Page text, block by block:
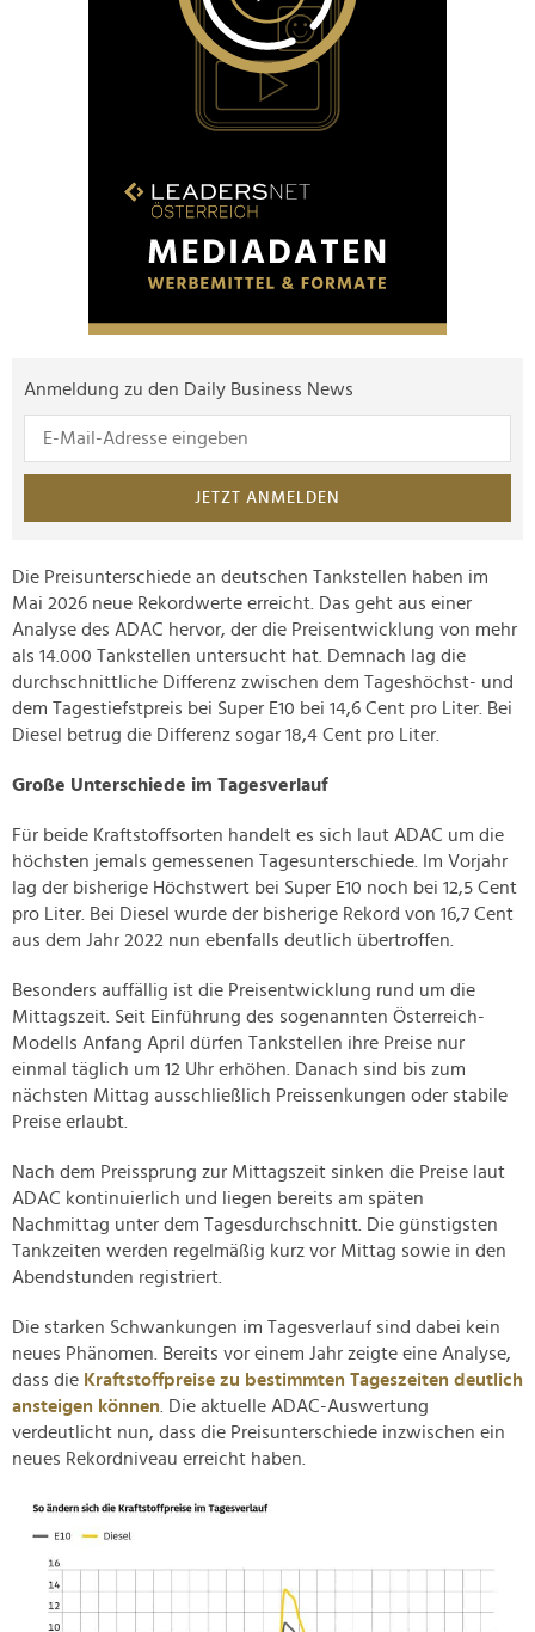
Anmeldung zu den Daily Business News
JETZT ANMELDEN
Die Preisunterschiede an deutschen Tankstellen haben im
Mai 2026 neue Rekordwerte erreicht. Das geht aus einer
Analyse des ADAC hervor, der die Preisentwicklung von mehr
als 14.000 Tankstellen untersucht hat. Demnach lag die
durchschnittliche Differenz zwischen dem Tageshöchst- und
dem Tagestiefstpreis bei Super E10 bei 14,6 Cent pro Liter. Bei
Diesel betrug die Differenz sogar 18,4 Cent pro Liter.
Große Unterschiede im Tagesverlauf
Für beide Kraftstoffsorten handelt es sich laut ADAC um die
höchsten jemals gemessenen Tagesunterschiede. Im Vorjahr
lag der bisherige Höchstwert bei Super E10 noch bei 12,5 Cent
pro Liter. Bei Diesel wurde der bisherige Rekord von 16,7 Cent
aus dem Jahr 2022 nun ebenfalls deutlich übertroffen.
Besonders auffällig ist die Preisentwicklung rund um die
Mittagszeit. Seit Einführung des sogenannten Österreich-
Modells Anfang April dürfen Tankstellen ihre Preise nur
einmal täglich um 12 Uhr erhöhen. Danach sind bis zum
nächsten Mittag ausschließlich Preissenkungen oder stabile
Preise erlaubt.
Nach dem Preissprung zur Mittagszeit sinken die Preise laut
ADAC kontinuierlich und liegen bereits am späten
Nachmittag unter dem Tagesdurchschnitt. Die günstigsten
Tankzeiten werden regelmäßig kurz vor Mittag sowie in den
Abendstunden registriert.
Die starken Schwankungen im Tagesverlauf sind dabei kein
neues Phänomen. Bereits vor einem Jahr zeigte eine Analyse,
dass die Kraftstoffpreise zu bestimmten Tageszeiten deutlich
ansteigen können . Die aktuelle ADAC-Auswertung
verdeutlicht nun, dass die Preisunterschiede inzwischen ein
neues Rekordniveau erreicht haben.